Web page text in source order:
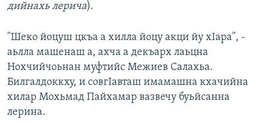
дийнахь лерича).
"Шеко йоцуш цкъа а хилла йоцу акци йу хIара", -
аьлла машенаш а, ахча а декъарх лаьцна
Нохчийчоьнан муфтийс Межиев Салахьа.
Билгалдоккху, и совгIавташ имамашна кхачийна
хилар Мохьмад Пайхамар вазвечу буьйсанна
лерина.